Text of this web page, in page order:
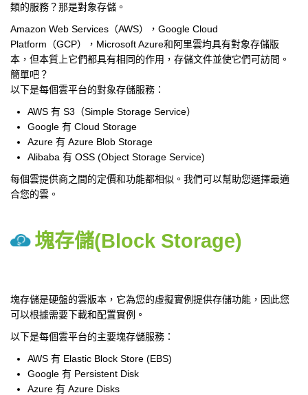
類的服務？那是對象存儲。
Amazon Web Services（AWS），Google Cloud
Platform（GCP），Microsoft Azure和阿里雲均具有對象存儲版
本，但本質上它們都具有相同的作用，存儲文件並使它們可訪問。
簡單吧？
以下是每個雲平台的對象存儲服務：
AWS 有 S3（Simple Storage Service）
Google 有 Cloud Storage
Azure 有 Azure Blob Storage
Alibaba 有 OSS (Object Storage Service)
每個雲提供商之間的定價和功能都相似。我們可以幫助您選擇最適
合您的雲。
塊存儲(Block Storage)
塊存儲是硬盤的雲版本，它為您的虛擬實例提供存儲功能，因此您
可以根據需要下載和配置實例。
以下是每個雲平台的主要塊存儲服務：
AWS 有 Elastic Block Store (EBS)
Google 有 Persistent Disk
Azure 有 Azure Disks